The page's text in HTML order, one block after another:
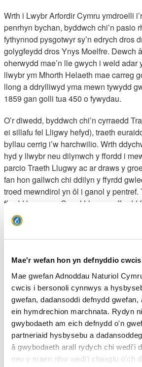
Mae'r wefan hon yn defnyddio cwcis
Mae gwefan Adnoddau Naturiol
cwcis i bersonoli cynnwys a
gwefan, dadansoddi defnydd
ein hymdrechion marchnata. Rydyn
gwybodaeth am eich defnydd o'n
partneriaid hysbysebu a
â gwybodaeth arall rydych chi wedi'i
neu y maen nhw wedi'i chasglu o'ch
Wrth i Lwybr Arfordir Cymru ymdroelli
penrhyn bychan, byddwch chi’n pasio
fythynnod pysgotwyr sy’n edrych dros
golygfeydd dros Ynys Moelfre. Dewch
oherwydd mae’n lle gwych i weld adar
llwybr ym Mhorth Helaeth mae carreg
llong a ddrylliwyd yma mewn tywydd
1859 gan golli tua 450 o fywydau.
O’r diwedd, byddwch chi’n cyrraedd
ei sillafu fel Lligwy hefyd), traeth
byllau cerrig i’w harchwilio. Wrth
hyd y llwybr neu dilynwch y ffordd i
parcio Traeth Llugwy ac ar draws y
fan hon gallwch chi ddilyn y ffyrdd
troed mewndirol yn ôl i ganol y pentref.
ffordd hon, mae Capel Llugwy a ffordd
setliad hynafol sy’n dyddio’n ôl i Oes
ddefnyddio’n ddiweddarach gan y
weld.
Uchafbwyntiau'r
Gruff Owen, Uchafbwyntiau Swyddog
"Mae rhywbeth i bawb ar ran hon y
diddorol yn llechu y tu ôl i bob cornel,
cyrraedd. Mae golygfeydd gwych o’r
chi ddolffin neu
lamhidydd ar hyd y ffordd, maen nhw’n
ardal hon".